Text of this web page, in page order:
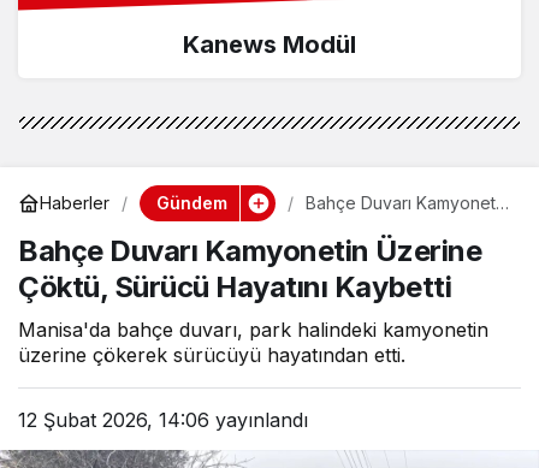
Kanews Modül
Haberler Gündem
Bahçe Duvarı Kamyonetin
Hayatını Kaybetti
Bahçe Duvarı Kamyonetin Üzerine
Çöktü, Sürücü Hayatını Kaybetti
Manisa'da bahçe duvarı, park halindeki kamyonetin
üzerine çökerek sürücüyü hayatından etti.
12 Şubat 2026, 14:06 yayınlandı